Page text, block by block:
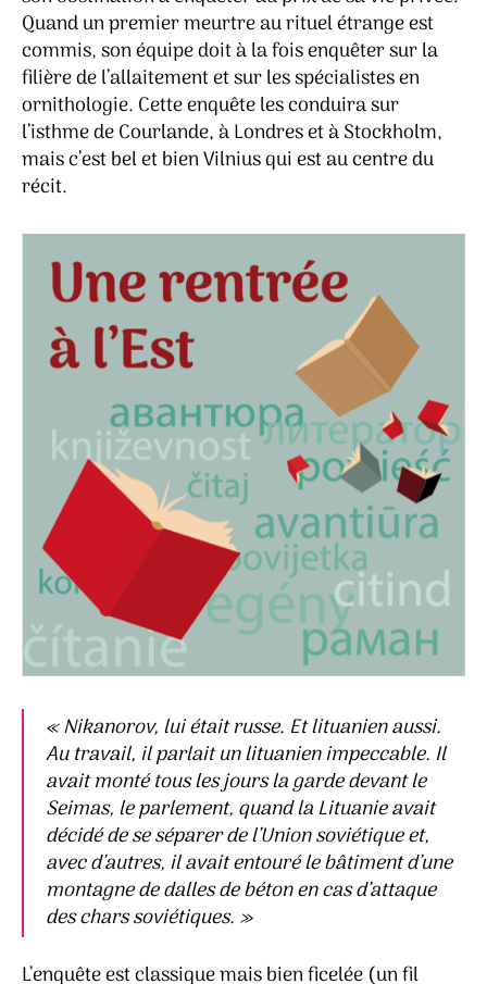
Quand un premier meurtre au rituel étrange est
commis, son équipe doit à la fois enquêter sur la
filière de l’allaitement et sur les spécialistes en
ornithologie. Cette enquête les conduira sur
l’isthme de Courlande, à Londres et à Stockholm,
mais c’est bel et bien Vilnius qui est au centre du
récit.
«Nikanorov, lui était russe. Et lituanien aussi.
Au travail, il parlait un lituanien impeccable. Il
avait monté tous les jours la garde devant le
Seimas, le parlement, quand la Lituanie avait
décidé de se séparer de l’Union soviétique et,
avec d’autres, il avait entouré le bâtiment d’une
montagne de dalles de béton en cas d’attaque
des chars soviétiques. »
L’enquête est classique mais bien ficelée (un fil